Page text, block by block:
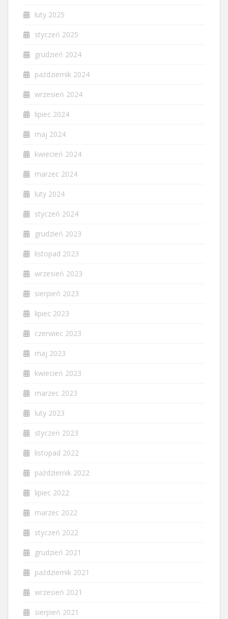
luty 2025
styczeń 2025
grudzień 2024
październik 2024
wrzesień 2024
lipiec 2024
maj 2024
kwiecień 2024
marzec 2024
luty 2024
styczeń 2024
grudzień 2023
listopad 2023
wrzesień 2023
sierpień 2023
lipiec 2023
czerwiec 2023
maj 2023
kwiecień 2023
marzec 2023
luty 2023
styczeń 2023
listopad 2022
październik 2022
lipiec 2022
marzec 2022
styczeń 2022
grudzień 2021
październik 2021
wrzesień 2021
sierpień 2021